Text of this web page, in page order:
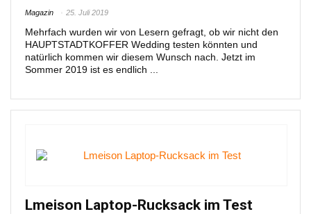
Magazin 25. Juli 2019
Mehrfach wurden wir von Lesern gefragt, ob wir nicht den
HAUPTSTADTKOFFER Wedding testen könnten und
natürlich kommen wir diesem Wunsch nach. Jetzt im
Sommer 2019 ist es endlich ...
Lmeison Laptop-Rucksack im Test